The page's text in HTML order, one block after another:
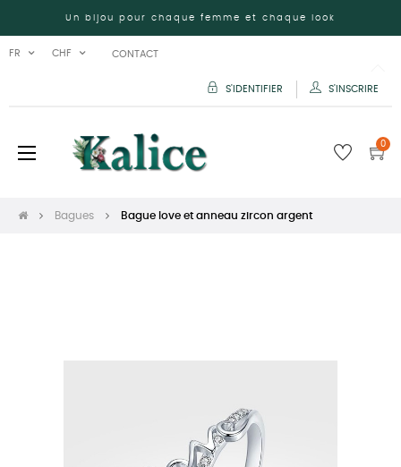
Un bijou pour chaque femme et chaque look
FR CHF CONTACT
S'IDENTIFIER S'INSCRIRE
Basculer
☰ 0
Bagues Bague love et anneau zircon argent